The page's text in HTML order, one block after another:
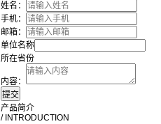
姓名：
手机：
邮箱：
单位名称
所在省份
内容：
产品简介
/ INTRODUCTION